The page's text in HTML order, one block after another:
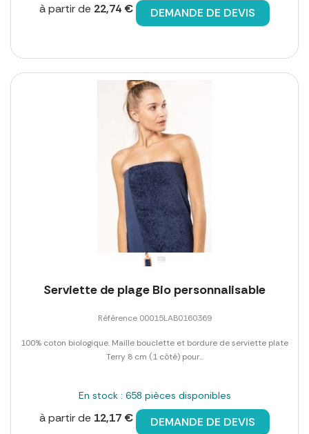
à partir de 22,74 € DEMANDE DE DEVIS
Serviette de plage Bio personnalisable
Référence 00015LAB0160369
100% coton biologique. Maille bouclette et bordure de serviette plate
Terry 8 cm (1 côté) pour...
En stock : 658 pièces disponibles
à partir de 12,17 € DEMANDE DE DEVIS